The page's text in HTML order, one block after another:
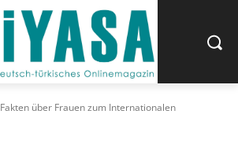
Fakten über Frauen zum Internationalen